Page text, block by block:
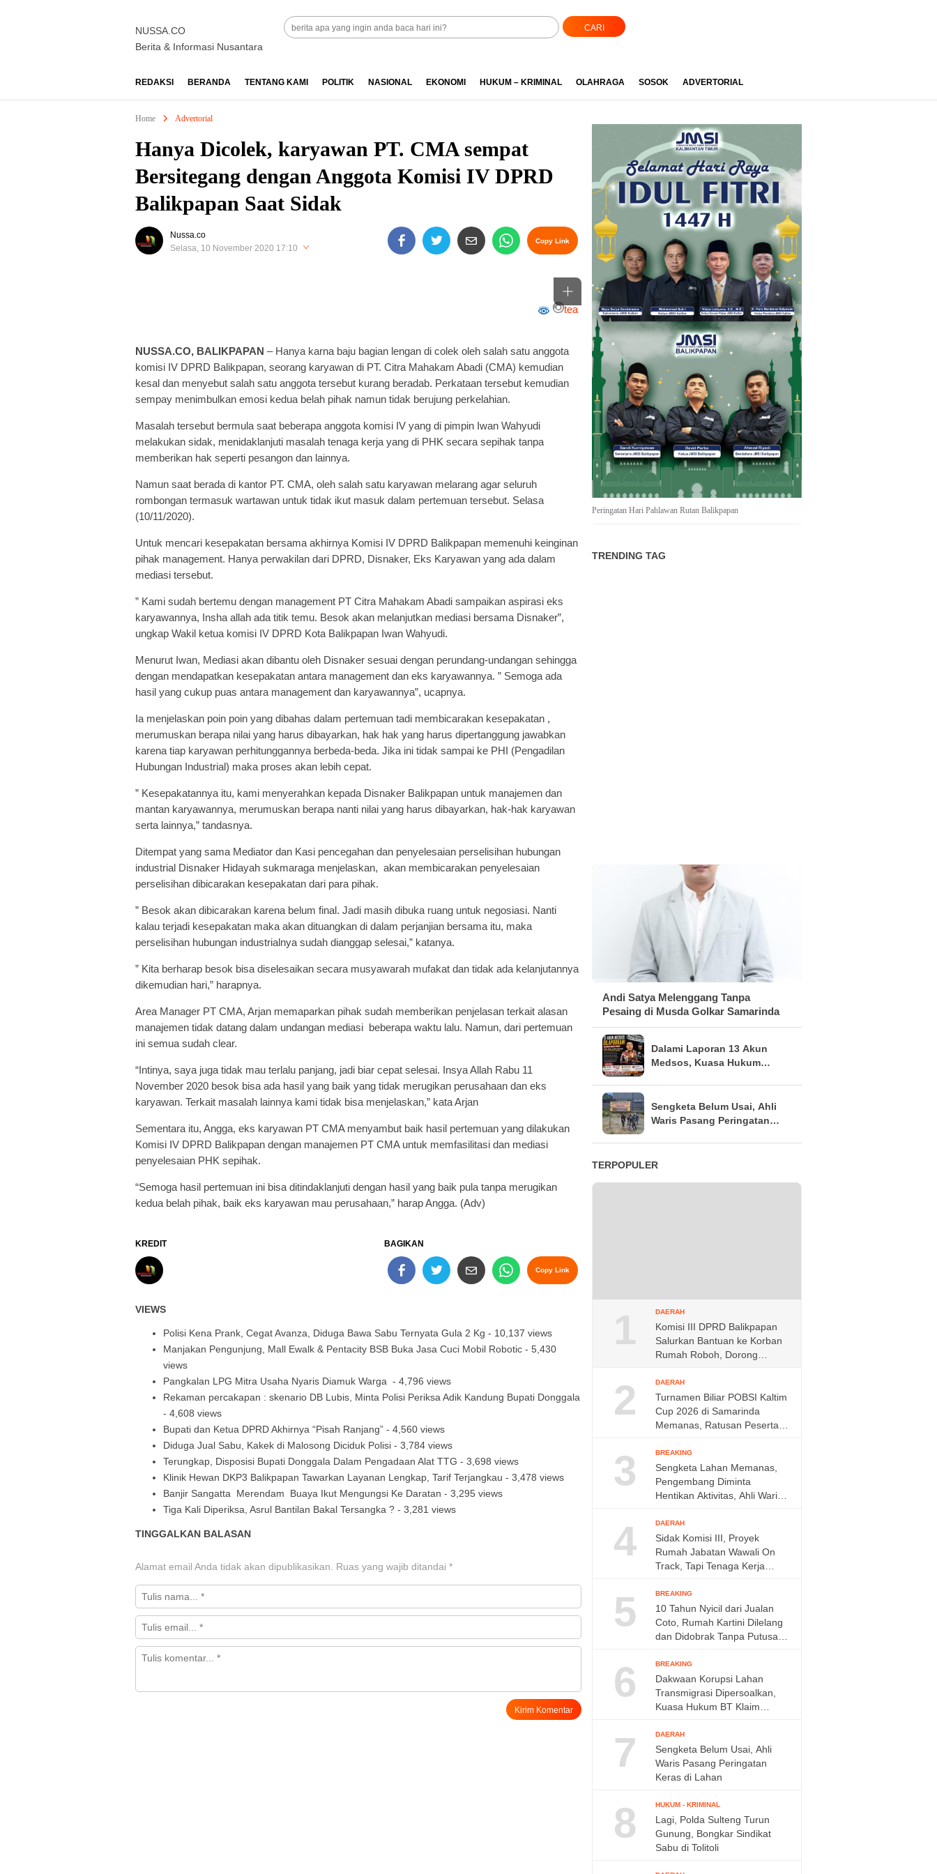
NUSSA.CO
Berita & Informasi Nusantara
CARI
REDAKSI BERANDA TENTANG KAMI POLITIK NASIONAL EKONOMI HUKUM – KRIMINAL OLAHRAGA SOSOK ADVERTORIAL
Home Advertorial
Hanya Dicolek, karyawan PT. CMA sempat
Bersitegang dengan Anggota Komisi IV DPRD
Balikpapan Saat Sidak
Nussa.co
Selasa, 10 November 2020 17:10
Copy Link
tea
NUSSA.CO, BALIKPAPAN – Hanya karna baju bagian lengan di colek oleh salah satu anggota
komisi IV DPRD Balikpapan, seorang karyawan di PT. Citra Mahakam Abadi (CMA) kemudian
kesal dan menyebut salah satu anggota tersebut kurang beradab. Perkataan tersebut kemudian
sempay menimbulkan emosi kedua belah pihak namun tidak berujung perkelahian.
Masalah tersebut bermula saat beberapa anggota komisi IV yang di pimpin Iwan Wahyudi
melakukan sidak, menidaklanjuti masalah tenaga kerja yang di PHK secara sepihak tanpa
memberikan hak seperti pesangon dan lainnya.
Namun saat berada di kantor PT. CMA, oleh salah satu karyawan melarang agar seluruh
rombongan termasuk wartawan untuk tidak ikut masuk dalam pertemuan tersebut. Selasa
(10/11/2020).
Untuk mencari kesepakatan bersama akhirnya Komisi IV DPRD Balikpapan memenuhi keinginan
pihak management. Hanya perwakilan dari DPRD, Disnaker, Eks Karyawan yang ada dalam
mediasi tersebut.
” Kami sudah bertemu dengan management PT Citra Mahakam Abadi sampaikan aspirasi eks
karyawannya, Insha allah ada titik temu. Besok akan melanjutkan mediasi bersama Disnaker”,
ungkap Wakil ketua komisi IV DPRD Kota Balikpapan Iwan Wahyudi.
Menurut Iwan, Mediasi akan dibantu oleh Disnaker sesuai dengan perundang-undangan sehingga
dengan mendapatkan kesepakatan antara management dan eks karyawannya. ” Semoga ada
hasil yang cukup puas antara management dan karyawannya”, ucapnya.
Ia menjelaskan poin poin yang dibahas dalam pertemuan tadi membicarakan kesepakatan ,
merumuskan berapa nilai yang harus dibayarkan, hak hak yang harus dipertanggung jawabkan
karena tiap karyawan perhitunggannya berbeda-beda. Jika ini tidak sampai ke PHI (Pengadilan
Hubungan Industrial) maka proses akan lebih cepat.
” Kesepakatannya itu, kami menyerahkan kepada Disnaker Balikpapan untuk manajemen dan
mantan karyawannya, merumuskan berapa nanti nilai yang harus dibayarkan, hak-hak karyawan
serta lainnya,” tandasnya.
Ditempat yang sama Mediator dan Kasi pencegahan dan penyelesaian perselisihan hubungan
industrial Disnaker Hidayah sukmaraga menjelaskan, akan membicarakan penyelesaian
perselisihan dibicarakan kesepakatan dari para pihak.
” Besok akan dibicarakan karena belum final. Jadi masih dibuka ruang untuk negosiasi. Nanti
kalau terjadi kesepakatan maka akan dituangkan di dalam perjanjian bersama itu, maka
perselisihan hubungan industrialnya sudah dianggap selesai,” katanya.
” Kita berharap besok bisa diselesaikan secara musyawarah mufakat dan tidak ada kelanjutannya
dikemudian hari,” harapnya.
Area Manager PT CMA, Arjan memaparkan pihak sudah memberikan penjelasan terkait alasan
manajemen tidak datang dalam undangan mediasi beberapa waktu lalu. Namun, dari pertemuan
ini semua sudah clear.
“Intinya, saya juga tidak mau terlalu panjang, jadi biar cepat selesai. Insya Allah Rabu 11
November 2020 besok bisa ada hasil yang baik yang tidak merugikan perusahaan dan eks
karyawan. Terkait masalah lainnya kami tidak bisa menjelaskan,” kata Arjan
Sementara itu, Angga, eks karyawan PT CMA menyambut baik hasil pertemuan yang dilakukan
Komisi IV DPRD Balikpapan dengan manajemen PT CMA untuk memfasilitasi dan mediasi
penyelesaian PHK sepihak.
“Semoga hasil pertemuan ini bisa ditindaklanjuti dengan hasil yang baik pula tanpa merugikan
kedua belah pihak, baik eks karyawan mau perusahaan,” harap Angga. (Adv)
KREDIT BAGIKAN
Copy Link
VIEWS
Polisi Kena Prank, Cegat Avanza, Diduga Bawa Sabu Ternyata Gula 2 Kg - 10,137 views
Manjakan Pengunjung, Mall Ewalk & Pentacity BSB Buka Jasa Cuci Mobil Robotic - 5,430
views
Pangkalan LPG Mitra Usaha Nyaris Diamuk Warga - 4,796 views
Rekaman percakapan : skenario DB Lubis, Minta Polisi Periksa Adik Kandung Bupati Donggala
- 4,608 views
Bupati dan Ketua DPRD Akhirnya “Pisah Ranjang” - 4,560 views
Diduga Jual Sabu, Kakek di Malosong Diciduk Polisi - 3,784 views
Terungkap, Disposisi Bupati Donggala Dalam Pengadaan Alat TTG - 3,698 views
Klinik Hewan DKP3 Balikpapan Tawarkan Layanan Lengkap, Tarif Terjangkau - 3,478 views
Banjir Sangatta Merendam Buaya Ikut Mengungsi Ke Daratan - 3,295 views
Tiga Kali Diperiksa, Asrul Bantilan Bakal Tersangka ? - 3,281 views
TINGGALKAN BALASAN
Alamat email Anda tidak akan dipublikasikan. Ruas yang wajib ditandai *
Peringatan Hari Pahlawan Rutan Balikpapan
TRENDING TAG
Andi Satya Melenggang Tanpa
Pesaing di Musda Golkar Samarinda
Dalami Laporan 13 Akun
Medsos, Kuasa Hukum
Penajaman Bukti
Sengketa Belum Usai, Ahli
Waris Pasang Peringatan
TERPOPULER
1 DAERAH
Komisi III DPRD Balikpapan
Salurkan Bantuan ke Korban
Rumah Roboh, Dorong
2 DAERAH
Turnamen Biliar POBSI Kaltim
Cup 2026 di Samarinda
Memanas, Ratusan Peserta
3 BREAKING
Sengketa Lahan Memanas,
Pengembang Diminta
Hentikan Aktivitas, Ahli Waris
4 DAERAH
Sidak Komisi III, Proyek
Rumah Jabatan Wawali On
Track, Tapi Tenaga Kerja
5 BREAKING
10 Tahun Nyicil dari Jualan
Coto, Rumah Kartini Dilelang
dan Didobrak Tanpa Putusan
6 BREAKING
Dakwaan Korupsi Lahan
Transmigrasi Dipersoalkan,
Kuasa Hukum BT Klaim
7 DAERAH
Sengketa Belum Usai, Ahli
Waris Pasang Peringatan
Keras di Lahan
8 HUKUM - KRIMINAL
Lagi, Polda Sulteng Turun
Gunung, Bongkar Sindikat
Sabu di Tolitoli